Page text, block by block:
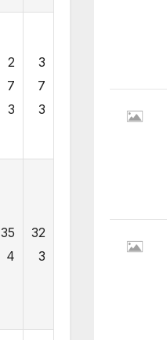
2
7
3
3
7
3
35
4
32
3